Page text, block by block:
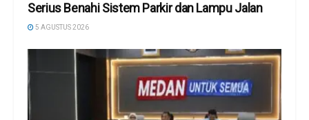
Serius Benahi Sistem Parkir dan Lampu Jalan
5 AGUSTUS 2026